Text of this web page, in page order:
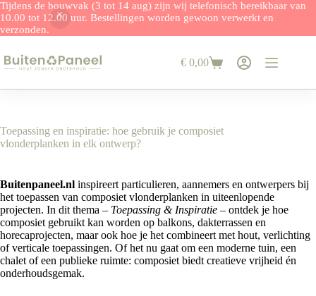
Tijdens de bouwvak (3 tot 14 aug) zijn wij telefonisch bereikbaar van
10.00 tot 12.00 uur. Bestellingen worden gewoon verwerkt en
verzonden.
naar
de
Winkelwagen
€ 0,00
Toepassing en inspiratie: hoe gebruik je composiet
vlonderplanken in elk ontwerp?
Buitenpaneel.nl inspireert particulieren, aannemers en ontwerpers bij
het toepassen van composiet vlonderplanken in uiteenlopende
projecten. In dit thema – Toepassing & Inspiratie – ontdek je hoe
composiet gebruikt kan worden op balkons, dakterrassen en
horecaprojecten, maar ook hoe je het combineert met hout, verlichting
of verticale toepassingen. Of het nu gaat om een moderne tuin, een
chalet of een publieke ruimte: composiet biedt creatieve vrijheid én
onderhoudsgemak.